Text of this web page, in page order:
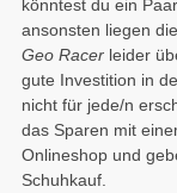
könntest du ein
ansonsten liegen
Geo Racerleider
gute Investition in
nicht für jede/n
das Sparen mit
Onlineshop und
Schuhkauf.